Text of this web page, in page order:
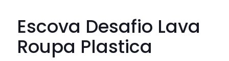
Escova Desafio Lava
Roupa Plastica